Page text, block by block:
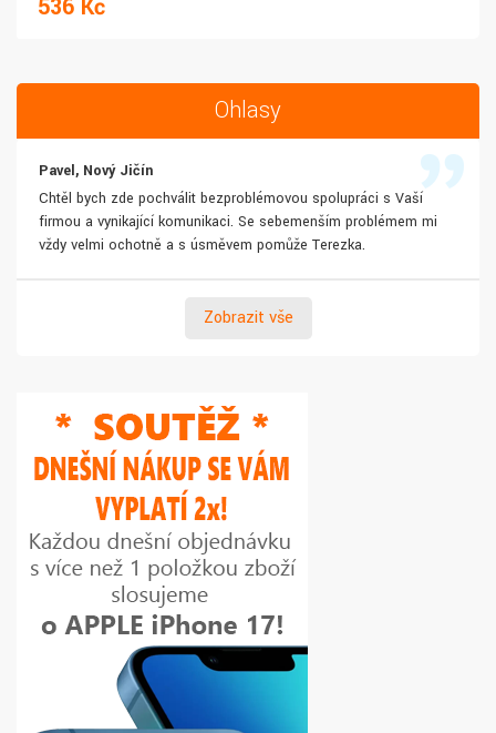
536 Kč
Ohlasy
Pavel, Nový Jičín
Chtěl bych zde pochválit bezproblémovou spolupráci s Vaší
firmou a vynikající komunikaci. Se sebemenším problémem mi
vždy velmi ochotně a s úsměvem pomůže Terezka.
Zobrazit vše